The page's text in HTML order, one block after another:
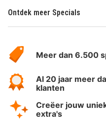
Ontdek meer Specials
HotelSpecials
Meer dan 6.500
Al 20 jaar meer
klanten
Creëer jouw
extra's